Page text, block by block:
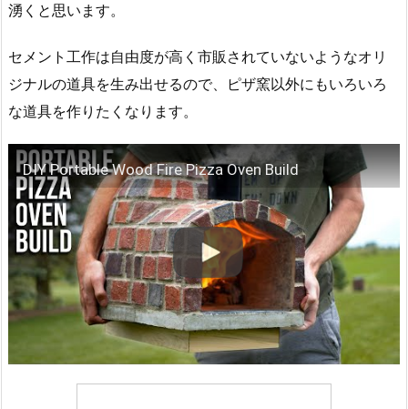
湧くと思います。
セメント工作は自由度が高く市販されていないようなオリ
ジナルの道具を生み出せるので、ピザ窯以外にもいろいろ
な道具を作りたくなります。
DIY Portable Wood Fire Pizza Oven Build